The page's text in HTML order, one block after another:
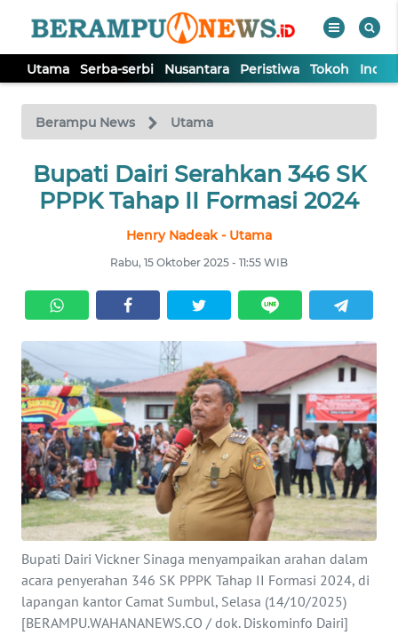
Utama Serba-serbi Nusantara Peristiwa Tokoh
Berampu News Utama
Bupati Dairi Serahkan 346 SK
PPPK Tahap II Formasi 2024
Henry Nadeak - Utama
Rabu, 15 Oktober 2025 - 11:55 WIB
Bupati Dairi Vickner Sinaga menyampaikan arahan dalam
acara penyerahan 346 SK PPPK Tahap II Formasi 2024, di
lapangan kantor Camat Sumbul, Selasa (14/10/2025)
[BERAMPU.WAHANANEWS.CO / dok. Diskominfo Dairi]
Tutup
UTAMA
NUSANTARA
PERISTIWA
TOKOH
Informasi
INDEKS
BERITA
KONTAK
KAMI
INFO
IKLAN